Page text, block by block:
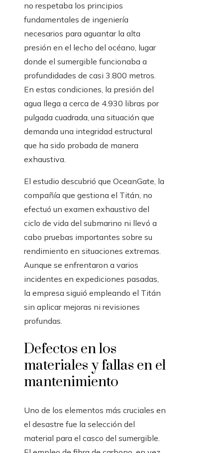
no respetaba los principios
fundamentales de ingeniería
necesarios para aguantar la alta
presión en el lecho del océano, lugar
donde el sumergible funcionaba a
profundidades de casi 3.800 metros.
En estas condiciones, la presión del
agua llega a cerca de 4.930 libras por
pulgada cuadrada, una situación que
demanda una integridad estructural
que ha sido probada de manera
exhaustiva.
El estudio descubrió que OceanGate, la
compañía que gestiona el Titán, no
efectuó un examen exhaustivo del
ciclo de vida del submarino ni llevó a
cabo pruebas importantes sobre su
rendimiento en situaciones extremas.
Aunque se enfrentaron a varios
incidentes en expediciones pasadas,
la empresa siguió empleando el Titán
sin aplicar mejoras ni revisiones
profundas.
Defectos en los
materiales y fallas en el
mantenimiento
Uno de los elementos más cruciales en
el desastre fue la selección del
material para el casco del sumergible.